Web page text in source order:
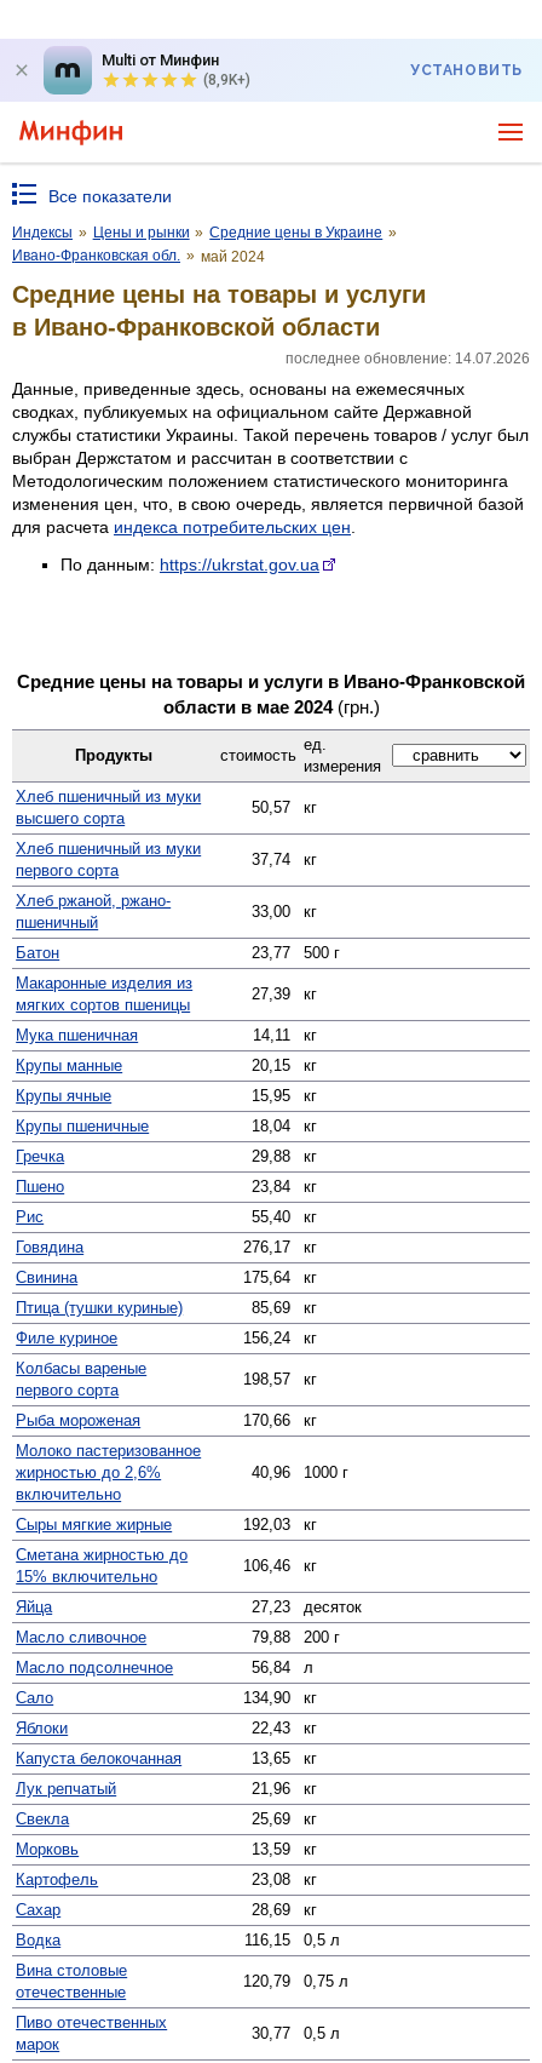
Multi от Минфин
(8,9K+)
УСТАНОВИТЬ
Все показатели
Индексы » Цены и рынки » Средние цены в Украине »
Ивано-Франковская обл. » май 2024
Средние цены на товары и услуги
в Ивано-Франковской области
последнее обновление: 14.07.2026
Данные, приведенные здесь, основаны на ежемесячных
сводках, публикуемых на официальном сайте Державной
службы статистики Украины. Такой перечень товаров / услуг был
выбран Держстатом и рассчитан в соответствии с
Методологическим положением статистического мониторинга
изменения цен, что, в свою очередь, является первичной базой
для расчета индекса потребительских цен
По данным: https://ukrstat.gov.ua
Средние цены на товары и услуги в Ивано-Франковской
области в мае 2024 (грн.)
Продукты стоимость
ед.
измерения
Хлеб пшеничный из муки
высшего сорта
50,57 кг
Хлеб пшеничный из муки
первого сорта
37,74 кг
Хлеб ржаной, ржано-
пшеничный
33,00 кг
Батон 23,77
500 г
Макаронные изделия из
мягких сортов пшеницы
27,39 кг
Мука пшеничная 14,11
кг
Крупы манные
20,15
кг
Крупы ячные
15,95
кг
Крупы пшеничные
18,04
кг
Гречка
29,88
кг
Пшено
23,84
кг
Рис
55,40
кг
Говядина
276,17
кг
Свинина
175,64
кг
Птица (тушки куриные)
85,69
кг
Филе куриное
156,24
кг
Колбасы вареные
первого сорта
198,57 кг
Рыба мороженая 170,66
кг
Молоко пастеризованное
жирностью до 2,6%
включительно
40,96 1000 г
Сыры мягкие жирные 192,03
кг
Сметана жирностью до
15% включительно
106,46 кг
Яйца 27,23
десяток
Масло сливочное
79,88
200 г
Масло подсолнечное
56,84
л
Сало
134,90
кг
Яблоки
22,43
кг
Капуста белокочанная
13,65
кг
Лук репчатый
21,96
кг
Свекла
25,69
кг
Морковь
13,59
кг
Картофель
23,08
кг
Сахар
28,69
кг
Водка
116,15
0,5 л
Вина столовые
отечественные
120,79 0,75 л
Пиво отечественных
марок
30,77 0,5 л